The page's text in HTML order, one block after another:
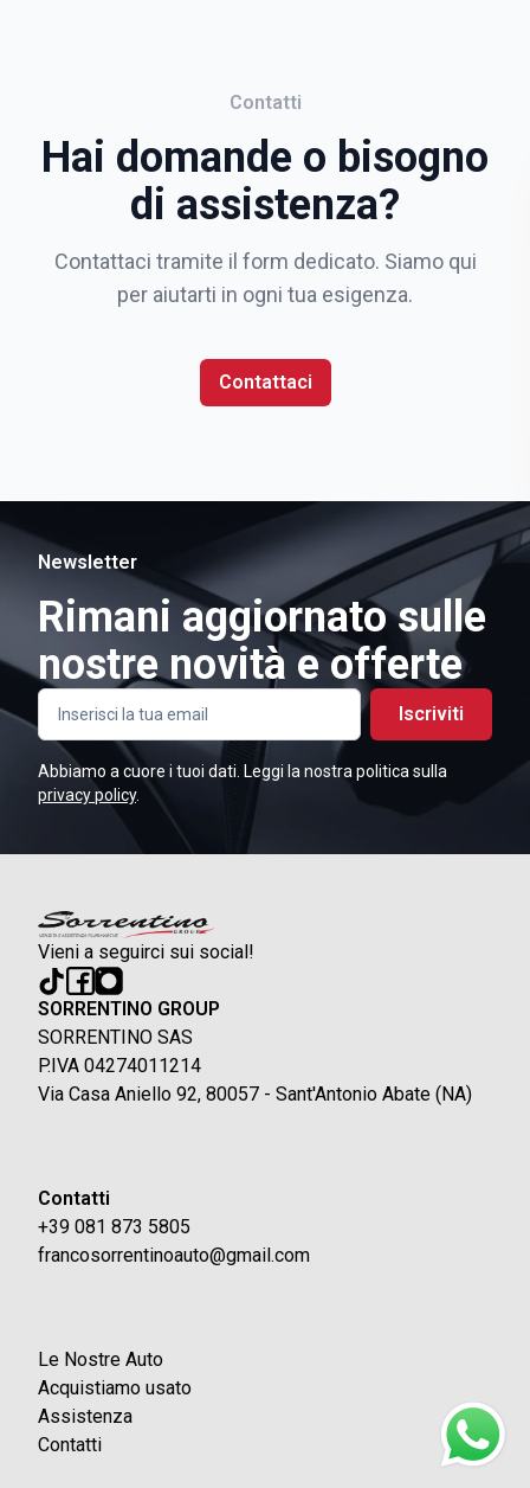
Contatti
Hai domande o bisogno
di assistenza?
Contattaci tramite il form dedicato. Siamo qui
per aiutarti in ogni tua esigenza.
Contattaci
Newsletter
Rimani aggiornato sulle
nostre novità e offerte
Iscriviti
Abbiamo a cuore i tuoi dati. Leggi la nostra politica sulla
privacy policy.
Vieni a seguirci sui social!
SORRENTINO GROUP
SORRENTINO SAS
P.IVA 04274011214
Via Casa Aniello 92, 80057 - Sant'Antonio Abate (NA)
Contatti
+39 081 873 5805
francosorrentinoauto@gmail.com
Le Nostre Auto
Acquistiamo usato
Assistenza
Contatti